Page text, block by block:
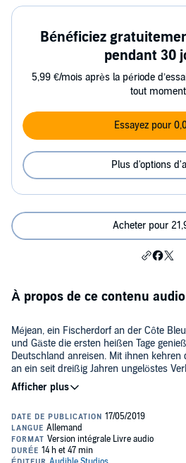
Bénéficiez
pendant 30
5,99 €/mois après la période
tout moment
Essayez pour
Plus d'options
Acheter pour
À propos de ce contenu audio
Méjean, ein Fischerdorf an der Côte
und Gäste die ersten heißen Tage
Deutschland anreisen. Mit ihnen
an ein seit dreißig Jahren ungelöstes
damit Misstrauen, Angst und Hass.
Michael haben gerade Abitur gemacht.
letzten gemeinsamen Urlaub im
und verlebt eine großartige Zeit. Bis
Bucht geht und nicht wieder auftaucht.